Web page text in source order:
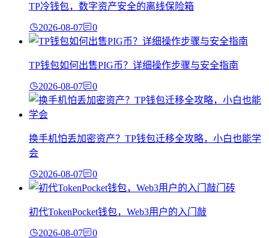
TP冷钱包，数字资产安全的离线保险箱
2026-08-07 0
TP钱包如何出售PIG币？详细操作步骤与安全指南
2026-08-07 0
换手机怕丢加密资产？TP钱包迁移全攻略，小白也能学
会
2026-08-07 0
初代TokenPocket钱包，Web3用户的入门敲
2026-08-07 0